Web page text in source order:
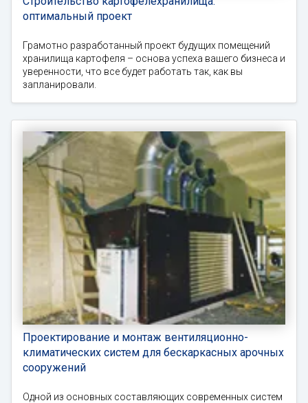
оптимальный проект
Грамотно разработанный проект будущих помещений
хранилища картофеля – основа успеха вашего бизнеса и
уверенности, что все будет работать так, как вы
запланировали.
Проектирование и монтаж вентиляционно-
климатических систем для бескаркасных арочных
сооружений
Одной из основных составляющих современных систем